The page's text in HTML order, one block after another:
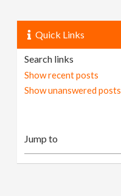
Quick Links
Search links
Show recent posts
Show unanswered posts